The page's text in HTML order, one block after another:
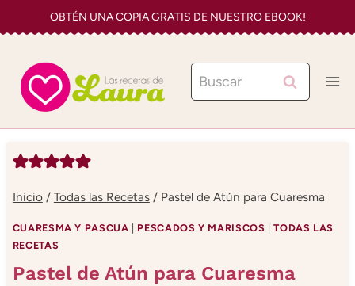
al
contenido
OBTÉN UNA COPIA GRATIS DE NUESTRO EBOOK!
Buscar:
Inicio / Todas las Recetas / Pastel de Atún para Cuaresma
CUARESMA Y PASCUA PESCADOS Y MARISCOS |TODAS LAS
RECETAS
Pastel de Atún para Cuaresma